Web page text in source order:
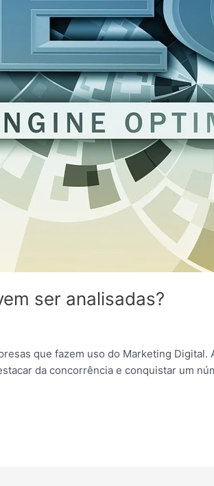
ser analisadas?
que fazem uso do Marketing
da concorrência e conquistar um